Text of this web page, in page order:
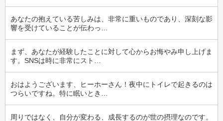
あなたの抱えている苦しみは、非常に重いものであり、深刻な影
響を受けていることが伝わっ…
まず、あなたが経験したことに対して心からお悔やみ申し上げま
す。SNSは時に非常にスト…
おはようございます、ヒーホーさん！夜中にトイレで起きるのは
つらいですね。特に眠いとき…
周りではなく、自分が変わる、成長するのが世の摂理なのです。